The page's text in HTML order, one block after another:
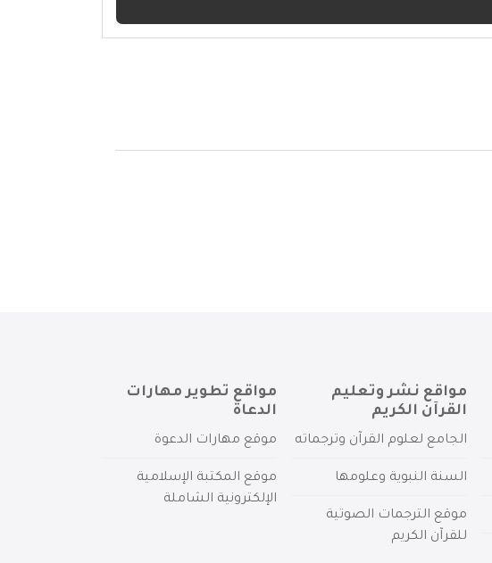
مواقع نشر وتعليم
القرآن الكريم
الجامع لعلوم القرآن وترجماته
السنة النبوية وعلومها
موقع الترجمات الصوتية
للقرآن الكريم
مواقع تطوير مهارات
الدعاة
موقع مهارات الدعوة
موقع المكتبة الإسلامية
الإلكترونية الشاملة